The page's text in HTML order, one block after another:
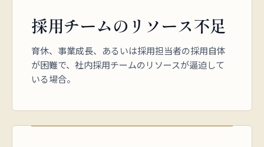
採用チームのリソース不足
育休、事業成長、あるいは採用担当者の採用自体
が困難で、社内採用チームのリソースが逼迫して
いる場合。